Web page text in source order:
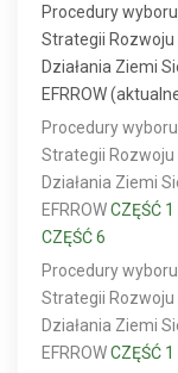
Procedury
Strategii Rozwoju
Działania Ziemi
EFRROW
Procedury
Strategii Rozwoju
Działania Ziemi
EFRROWCZĘŚĆ 1
CZĘŚĆ 6
Procedury
Strategii Rozwoju
Działania Ziemi
EFRROWCZĘŚĆ 1